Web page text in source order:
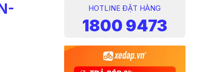
HOTLINE ĐẶT HÀNG
1800 9473